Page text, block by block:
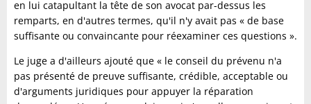
en lui catapultant la tête de son avocat par-dessus les
remparts, en d'autres termes, qu'il n'y avait pas « de base
suffisante ou convaincante pour réexaminer ces questions ».
Le juge a d'ailleurs ajouté que « le conseil du prévenu n'a
pas présenté de preuve suffisante, crédible, acceptable ou
d'arguments juridiques pour appuyer la réparation